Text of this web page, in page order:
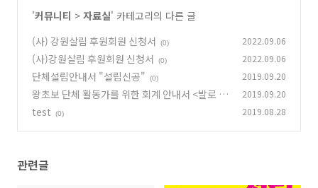
'커뮤니티 > 자료실' 카테고리의 다른 글
(사) 강원살림 후원회원 신청서
(0) 2022.09.06
(사)강원살림 후원회원 신청서 (0) 2022.09.06
단체설립안내서 "설립신공" (0) 2019.09.20
왕초보 단체 활동가를 위한 회계 안내서 <발로 쓴
회계>
(0)
2019.09.20
test (0) 2019.08.28
관련글